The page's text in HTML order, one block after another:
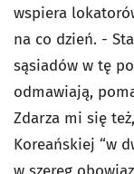
wspiera
na co dzień. -
sąsiadów w tę
odmawiają,
Zdarza mi się
Koreańskiej “w